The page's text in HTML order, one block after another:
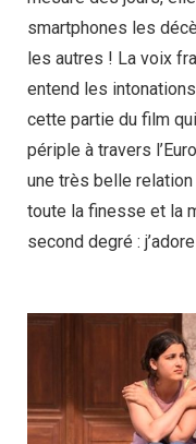
smartphones les
les autres ! La voix
entend les
cette partie du film
périple à travers
une très belle
toute la finesse et la
second degré :